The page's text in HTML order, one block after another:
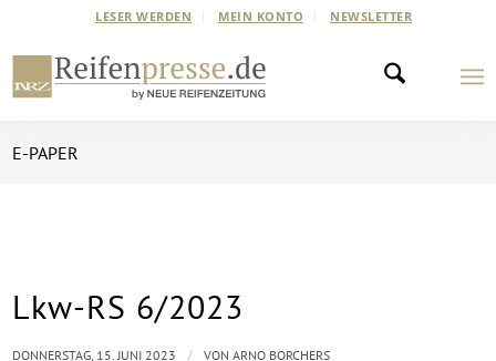
LESER WERDEN MEIN KONTO NEWSLETTER
E-PAPER
Lkw-RS 6/2023
DONNERSTAG, 15. JUNI 2023 / VONARNO BORCHERS